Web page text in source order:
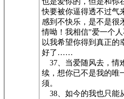
快要被你逼得透不过气
感到不快乐，是不是很
情呦！我相信"爱一个
以我希望你得到真正的
好了……
37、当爱随风去，情
续，想你已不是我的唯
须。
38、如今的我也只能